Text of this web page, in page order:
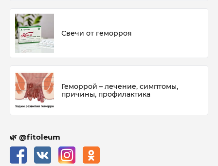
Свечи от геморроя
Геморрой – лечение, симптомы,
причины, профилактика
🌿 @fitoleum